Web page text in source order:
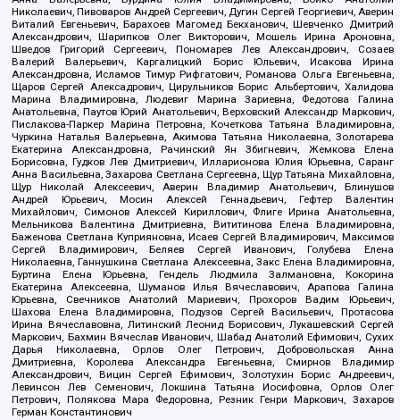
Николаевич, Пивоваров Андрей Сергеевич, Дугин Сергей Георгиевич, Аверин
Виталий Евгеньевич, Барахоев Магомед Бекханович, Шевченко Дмитрий
Александрович, Шарипков Олег Викторович, Мошель Ирина Ароновна,
Шведов Григорий Сергеевич, Пономарев Лев Александрович, Созаев
Валерий Валерьевич, Каргалицкий Борис Юльевич, Исакова Ирина
Александровна, Исламов Тимур Рифгатович, Романова Ольга Евгеньевна,
Щаров Сергей Алексадрович, Цирульников Борис Альбертович, Халидова
Марина Владимировна, Людевиг Марина Зариевна, Федотова Галина
Анатольевна, Паутов Юрий Анатольевич, Верховский Александр Маркович,
Пислакова-Паркер Марина Петровна, Кочеткова Татьяна Владимировна,
Чуркина Наталья Валерьевна, Акимова Татьяна Николаевна, Золотарева
Екатерина Александровна, Рачинский Ян Збигневич, Жемкова Елена
Борисовна, Гудков Лев Дмитриевич, Илларионова Юлия Юрьевна, Саранг
Анна Васильевна, Захарова Светлана Сергеевна, Щур Татьяна Михайловна,
Щур Николай Алексеевич, Аверин Владимир Анатольевич, Блинушов
Андрей Юрьевич, Мосин Алексей Геннадьевич, Гефтер Валентин
Михайлович, Симонов Алексей Кириллович, Флиге Ирина Анатольевна,
Мельникова Валентина Дмитриевна, Вититинова Елена Владимировна,
Баженова Светлана Куприяновна, Исаев Сергей Владимирович, Максимов
Сергей Владимирович, Беляев Сергей Иванович, Голубева Елена
Николаевна, Ганнушкина Светлана Алексеевна, Закс Елена Владимировна,
Буртина Елена Юрьевна, Гендель Людмила Залмановна, Кокорина
Екатерина Алексеевна, Шуманов Илья Вячеславович, Арапова Галина
Юрьевна, Свечников Анатолий Мариевич, Прохоров Вадим Юрьевич,
Шахова Елена Владимировна, Подузов Сергей Васильевич, Протасова
Ирина Вячеславовна, Литинский Леонид Борисович, Лукашевский Сергей
Маркович, Бахмин Вячеслав Иванович, Шабад Анатолий Ефимович, Сухих
Дарья Николаевна, Орлов Олег Петрович, Добровольская Анна
Дмитриевна, Королева Александра Евгеньевна, Смирнов Владимир
Александрович, Вицин Сергей Ефимович, Золотухин Борис Андреевич,
Левинсон Лев Семенович, Локшина Татьяна Иосифовна, Орлов Олег
Петрович, Полякова Мара Федоровна, Резник Генри Маркович, Захаров
Герман Константинович